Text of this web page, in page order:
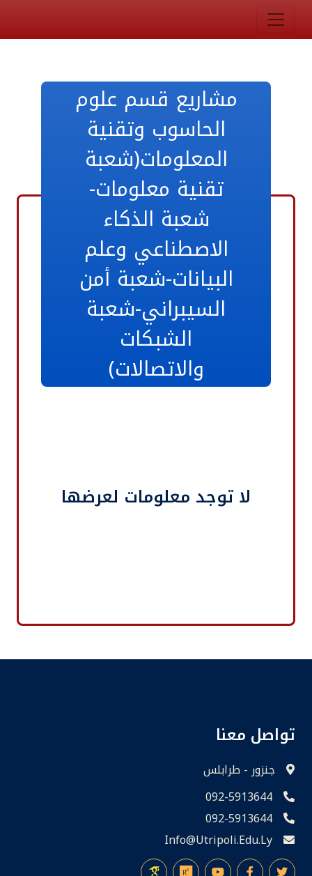
مشاريع قسم علوم
الحاسوب وتقنية
المعلومات(شعبة
تقنية معلومات-
شعبة الذكاء
الاصطناعي وعلم
البيانات-شعبة أمن
السيبراني-شعبة
الشبكات
والاتصالات)
لا توجد معلومات لعرضها
تواصل معنا
جنزور - طرابلس
092-5913644
092-5913644
Info@utripoli.edu.ly